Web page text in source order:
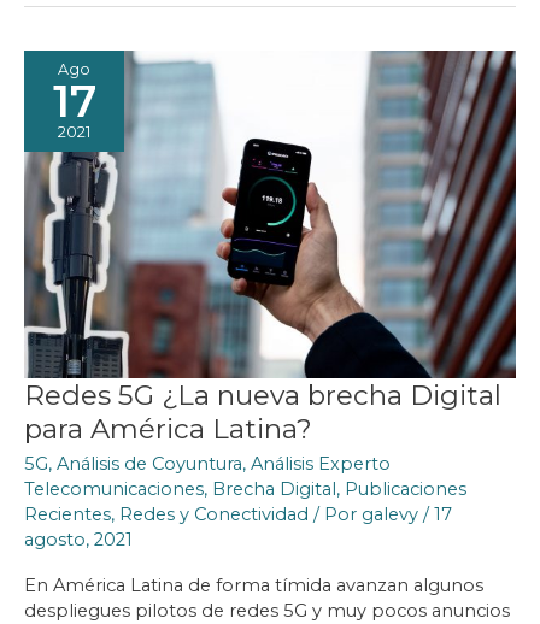
REVOLUCIONARÁ
Ago
17
2021
Redes 5G ¿La nueva brecha Digital
para América Latina?
5G, Análisis de Coyuntura, Análisis Experto
Telecomunicaciones, Brecha Digital, Publicaciones
Recientes, Redes y Conectividad / Por galevy /17
agosto, 2021
En América Latina de forma tímida avanzan algunos
despliegues pilotos de redes 5G y muy pocos anuncios